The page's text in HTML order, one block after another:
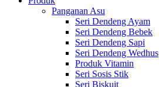
Panganan Asu
Seri Dendeng Ayam
Seri Dendeng Bebek
Seri Dendeng Sapi
Seri Dendeng Wedhus
Produk Vitamin
Seri Sosis Stik
Seri Biskuit